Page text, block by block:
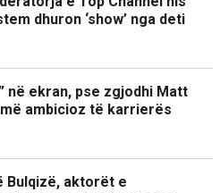
dhuron ‘show’ nga deti
në ekran, pse zgjodhi Matt
ambicioz të karrierës
Bulqizë, aktorët e